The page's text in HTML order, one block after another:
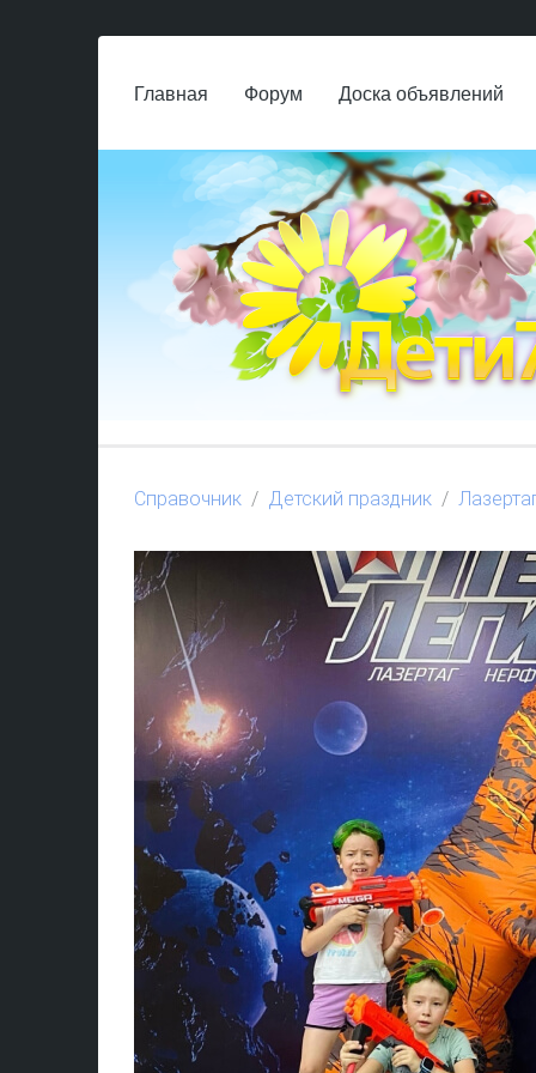
Главная Форум Доска объявлений
Справочник Детский праздник